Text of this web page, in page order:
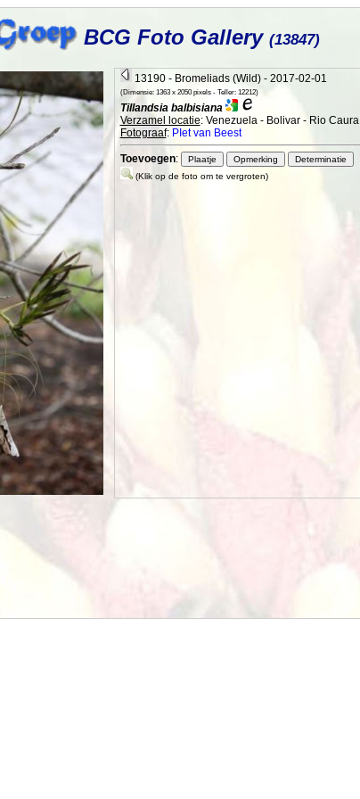
BCG Foto Gallery (13847)
13190 - Bromeliads (Wild) - 2017-02-01
(Dimensie: 1363 x 2050 pixels - Teller: 12212)
Tillandsia balbisiana
Verzamel locatie: Venezuela - Bolivar - Rio Caura
Fotograaf: PIet van Beest
Toevoegen:
(Klik op de foto om te vergroten)